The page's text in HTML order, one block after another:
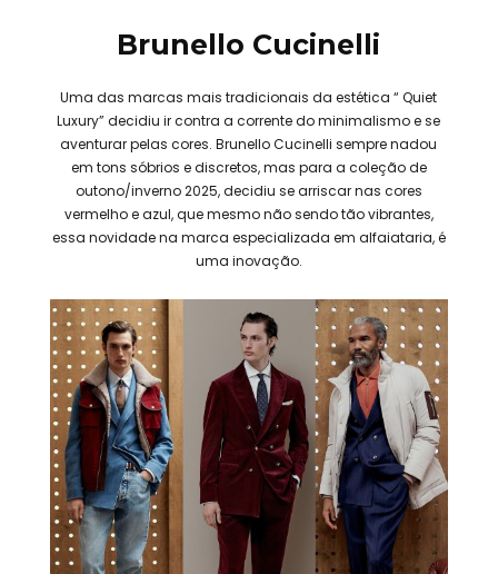
Brunello Cucinelli
Uma das marcas mais tradicionais da estética “ Quiet
Luxury” decidiu ir contra a corrente do minimalismo e se
aventurar pelas cores. Brunello Cucinelli sempre nadou
em tons sóbrios e discretos, mas para a coleção de
outono/inverno 2025, decidiu se arriscar nas cores
vermelho e azul, que mesmo não sendo tão vibrantes,
essa novidade na marca especializada em alfaiataria, é
uma inovação.